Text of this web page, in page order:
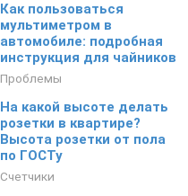
Как пользоваться
мультиметром в
автомобиле: подробная
инструкция для чайников
Проблемы
На какой высоте делать
розетки в квартире?
Высота розетки от пола
по ГОСТу
Счетчики